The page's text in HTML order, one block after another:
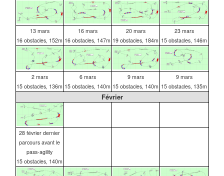
13 mars
16 obstacles, 152m
16 mars
16 obstacles, 147m
20 mars
19 obstacles, 184m
23 mars
15 obstacles, 146m
2 mars
15 obstacles, 136m
6 mars
15 obstacles, 140m
9 mars
15 obstacles, 140m
9 mars
15 obstacles, 135m
Février
28 février dernier
parcours avant le
pass-agility
15 obstacles, 140m